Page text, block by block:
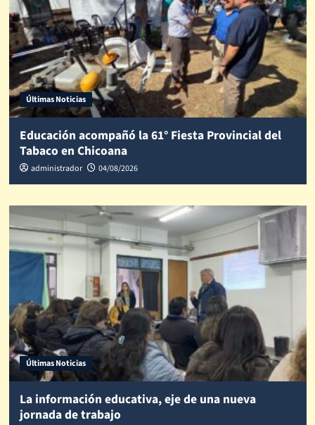
Últimas Noticias
Educación acompañó la 61° Fiesta Provincial del
Tabaco en Chicoana
administrador 04/08/2026
Últimas Noticias
La información educativa, eje de una nueva
jornada de trabajo